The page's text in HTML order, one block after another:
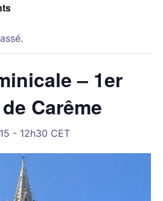
– 1er
Carême
- 12h30 CET